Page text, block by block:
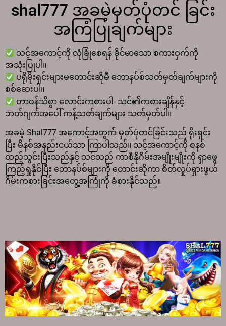
shal777 အခမဲ့မှတ်ပုံတင် ခြင်း
အကြံပြုချက်များ
သင့်အကောင့်ကို လုံခြုံစေရန် ခိုင်မာသော စကားဝှက်ကို
အသုံးပြုပါ။
ပရိုမိုးရှင်းများမတောင်းဆိုမီ ဘောနပ်စ်သတ်မှတ်ချက်များကို
စစ်ဆေးပါ။
တာဝန်သိစွာ လောင်းကစားပါ- သင်၏ကစားချိန်နှင့်
ဘတ်ဂျက်အပေါ် ကန့်သတ်ချက်များ သတ်မှတ်ပါ။
အခမဲ့ Shal777 အကောင့်အတွက် မှတ်ပုံတင်ခြင်းသည် ရိုးရှင်း
ပြီး မိနစ်အနည်းငယ်သာ ကြာပါသည်။ သင့်အကောင့်ကို စနစ်
ထည့်သွင်းပြီးသည်နှင့် သင်သည် ကာစီနိုဂိမ်းအမျိုးမျိုးကို ရှာဖွေ
ကြည့်ရှုနိုင်ပြီး ဘောနပ်စ်များကို တောင်းဆိုကာ စိတ်လှုပ်ရှားဖွယ်
ဂိမ်းကစားခြင်းအတွေ့အကြုံကို ခံစားနိုင်သည်။